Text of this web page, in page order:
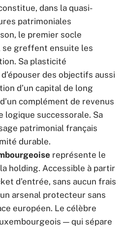
dans la quasi-
patrimoniales
le premier socle
se greffent ensuite les
Sa plasticité
des objectifs aussi
d’un capital de long
complément de revenus
logique successorale. Sa
patrimonial français
durable.
représente le
holding. Accessible à partir
d’entrée, sans aucun frais
arsenal protecteur sans
européen. Le célèbre
— qui sépare